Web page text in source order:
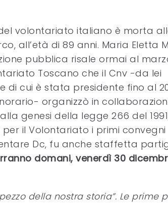
volontariato italiano è morta
all’età di 89 anni. Maria Eletta
pubblica risale ormai al
Toscano che il Cnv -da lei
di cui è stata presidente fino al
organizzò in
genesi della legge 266 del
il Volontariato i primi convegni
Dc, fu anche staffetta
domani, venerdì 30
della nostra storia”. Le prime